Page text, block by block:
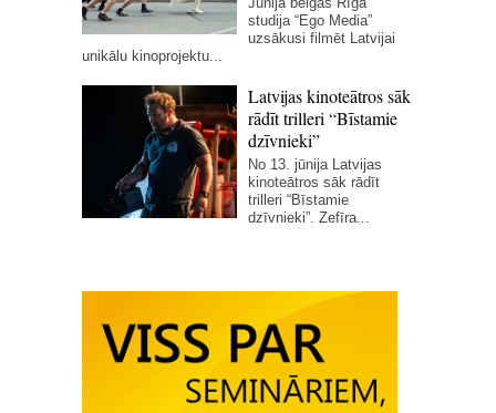
studija “Ego Media”
uzsākusi filmēt Latvijai
unikālu kinoprojektu...
Latvijas kinoteātros sāk
rādīt trilleri “Bīstamie
dzīvnieki”
No 13. jūnija Latvijas
kinoteātros sāk rādīt
trilleri “Bīstamie
dzīvnieki”. Zefīra...